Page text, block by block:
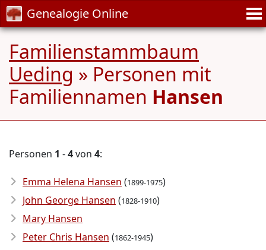
Genealogie Online
Familienstammbaum
Ueding » Personen mit
Familiennamen Hansen
Personen 1 -4von 4:
Emma Helena Hansen (1899-1975)
John George Hansen (1828-1910)
Mary Hansen
Peter Chris Hansen (1862-1945)